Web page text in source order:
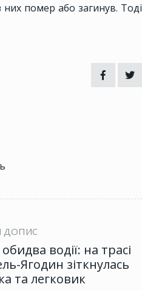
них помер або загинув. Тоді
ДОПИС
водії: на трасі
Ягодин зіткнулась
та легковик